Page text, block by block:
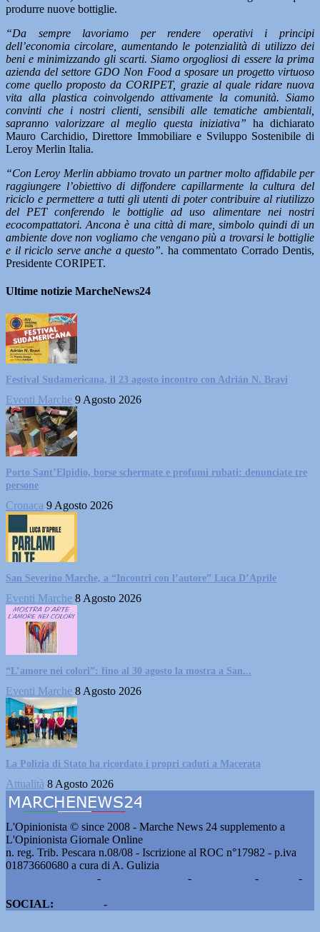
produrre nuove bottiglie.
“Da sempre lavoriamo per rendere operativi i principi
dell’economia circolare, aumentando le potenzialità di utilizzo dei
beni e minimizzando gli scarti. Siamo orgogliosi di essere la prima
azienda del settore GDO Non Food a sposare un progetto virtuoso
come quello proposto da CORIPET, grazie al quale ridare nuova
vita alla plastica coinvolgendo attivamente la comunità. Siamo
convinti che i nostri clienti, sensibili alle tematiche ambientali,
sapranno valorizzare al meglio questa iniziativa” ha dichiarato
Mauro Carchidio, Direttore Immobiliare e Sviluppo Sostenibile di
Leroy Merlin Italia.
“Con Leroy Merlin abbiamo trovato un partner molto affidabile per
raggiungere l’obiettivo di diffondere capillarmente la cultura del
riciclo e permettere a tutti gli utenti di poter contribuire al riutilizzo
del PET conferendo le bottiglie ad uso alimentare nei nostri
ecocompattatori. Ancona è una città di mare, simbolo quindi di un
ambiente dove non vogliamo che vengano più a trovarsi le bottiglie
e il riciclo serve anche a questo”. ha commentato Corrado Dentis,
Presidente CORIPET.
Ultime notizie MarcheNews24
Festival Sudamericana, il 23 agosto incontro con Adrián N. Bravi
Eventi Marche 9 Agosto 2026
Porto Sant’Elpidio, borse schermate e profumi rubati: denunciate tre
persone
Cronaca 9 Agosto 2026
San Severino Marche, a “Incontri con l’autore” Luca D’Aprile
Eventi Marche 8 Agosto 2026
“L’amore nei colori”: fino al 30 agosto la mostra a San...
Eventi Marche 8 Agosto 2026
La Polizia di Stato ha ricordato i propri caduti a Macerata
Attualità 8 Agosto 2026
L'Opinionista © since 2008 - Marche News 24 supplemento a
L'Opinionista Giornale Online
n. reg. Trib. Pescara n.08/08 - Iscrizione al ROC n°17982 - p.iva
01873660680 a cura di A. Gulizia
- - -
-
SOCIAL:
-